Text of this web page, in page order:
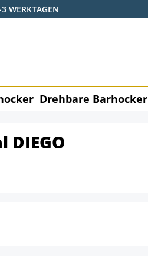
WERKTAGEN
Drehbare Barhocker
DIEGO